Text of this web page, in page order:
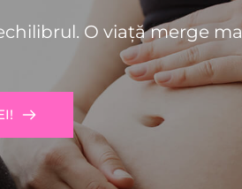
O viață merge